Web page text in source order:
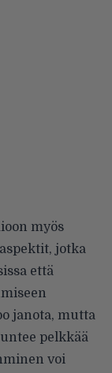
myös
jotka
että
janota, mutta
pelkkää
voi